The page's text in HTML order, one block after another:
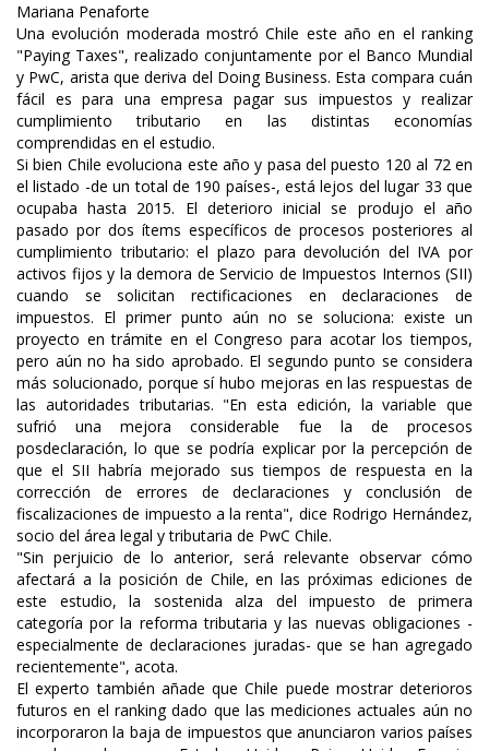
Mariana Penaforte
Una evolución moderada mostró Chile este año en el ranking
"Paying Taxes", realizado conjuntamente por el Banco Mundial
y PwC, arista que deriva del Doing Business. Esta compara cuán
fácil es para una empresa pagar sus impuestos y realizar
cumplimiento tributario en las distintas economías
comprendidas en el estudio.
Si bien Chile evoluciona este año y pasa del puesto 120 al 72 en
el listado -de un total de 190 países-, está lejos del lugar 33 que
ocupaba hasta 2015. El deterioro inicial se produjo el año
pasado por dos ítems específicos de procesos posteriores al
cumplimiento tributario: el plazo para devolución del IVA por
activos fijos y la demora de Servicio de Impuestos Internos (SII)
cuando se solicitan rectificaciones en declaraciones de
impuestos. El primer punto aún no se soluciona: existe un
proyecto en trámite en el Congreso para acotar los tiempos,
pero aún no ha sido aprobado. El segundo punto se considera
más solucionado, porque sí hubo mejoras en las respuestas de
las autoridades tributarias. "En esta edición, la variable que
sufrió una mejora considerable fue la de procesos
posdeclaración, lo que se podría explicar por la percepción de
que el SII habría mejorado sus tiempos de respuesta en la
corrección de errores de declaraciones y conclusión de
fiscalizaciones de impuesto a la renta", dice Rodrigo Hernández,
socio del área legal y tributaria de PwC Chile.
"Sin perjuicio de lo anterior, será relevante observar cómo
afectará a la posición de Chile, en las próximas ediciones de
este estudio, la sostenida alza del impuesto de primera
categoría por la reforma tributaria y las nuevas obligaciones -
especialmente de declaraciones juradas- que se han agregado
recientemente", acota.
El experto también añade que Chile puede mostrar deterioros
futuros en el ranking dado que las mediciones actuales aún no
incorporaron la baja de impuestos que anunciaron varios países